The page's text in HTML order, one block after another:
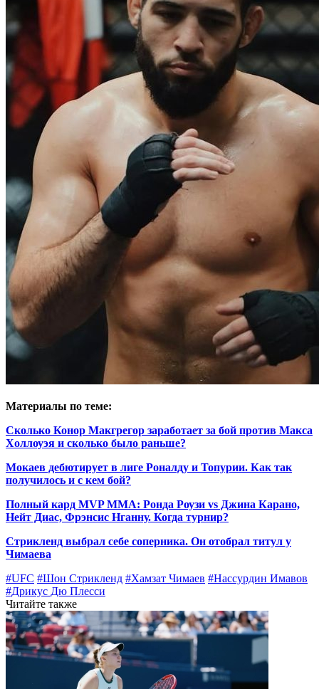
Материалы по теме:
Сколько Конор Макгрегор заработает за бой против Макса
Холлоуэя и сколько было раньше?
Мокаев дебютирует в лиге Роналду и Топурии. Как так
получилось и с кем бой?
Полный кард MVP MMA: Ронда Роузи vs Джина Карано,
Нейт Диас, Фрэнсис Нганну. Когда турнир?
Стрикленд выбрал себе соперника. Он отобрал титул у
Чимаева
#UFC #Шон Стрикленд #Хамзат Чимаев #Нассурдин Имавов
#Дрикус Дю Плесси
Читайте также